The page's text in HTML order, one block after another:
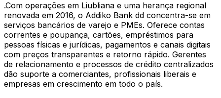
.Com operações em Liubliana e uma herança regional
renovada em 2016, o Addiko Bank dd concentra-se em
serviços bancários de varejo e PMEs. Oferece contas
correntes e poupança, cartões, empréstimos para
pessoas físicas e jurídicas, pagamentos e canais digitais
com preços transparentes e retorno rápido. Gerentes
de relacionamento e processos de crédito centralizados
dão suporte a comerciantes, profissionais liberais e
empresas em crescimento em todo o país.